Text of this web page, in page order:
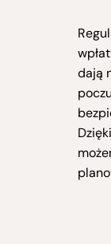
dają